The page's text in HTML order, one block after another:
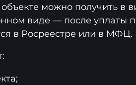
можно получить в
виде — после уплаты
в Росреестре или в МФЦ.